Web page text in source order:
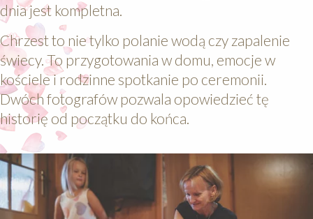
dnia jest kompletna.
Chrzest to nie tylko polanie wodą czy zapalenie
świecy. To przygotowania w domu, emocje w
kościele i rodzinne spotkanie po ceremonii.
Dwóch fotografów pozwala opowiedzieć tę
historię od początku do końca.